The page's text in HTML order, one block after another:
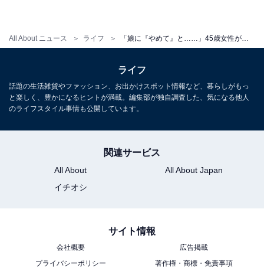
All About ニュース ライフ
した。確かに私たちはメール世代なので、短い返信
スタンプのみだと『失礼かな』と思って文章を打ち
たくなるけど、娘に言われてからはスタンプで返信
することもあります」
といった点をあげていました。メールでの連絡に慣れて
いると、ついLINEの文章も長くなってしまうことがあり
ます。しかし、時にはスタンプだけの返事にするなど、
いかがでしたか。私もやってしまっているかも……。そ
んな風に不安を感じた人もいるかもしれません。とはい
え、「おばさんに見えるかどうか」、気にし過ぎても疲
ライフ
話題の生活雑貨やファッション、お出かけスポット情報など、暮らしがもっ
と楽しく、豊かになるヒントが満載。編集部が独自調査した、気になる他人
のライフスタイル事情も公開しています。
関連サービス
All About
All About Japan
イチオシ
サイト情報
会社概要
広告掲載
プライバシーポリシー
著作権・商標・免責事項